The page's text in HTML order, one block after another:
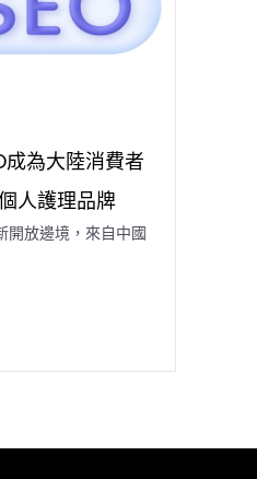
成為大陸消費者
人護理品牌
開放邊境，來自中國